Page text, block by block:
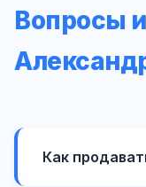
Вопросы
Как